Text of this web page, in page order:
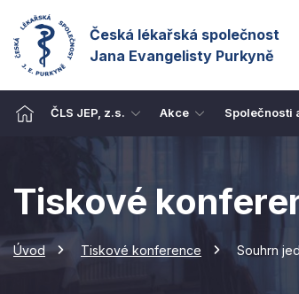
Česká lékařská společnost
Jana Evangelisty Purkyně
ČLS JEP, z.s. Akce Společnosti
Tiskové
Úvod Tiskové konference Souhrn